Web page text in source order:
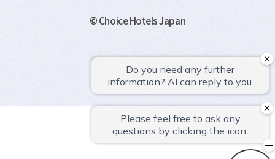
© Choice Hotels Japan